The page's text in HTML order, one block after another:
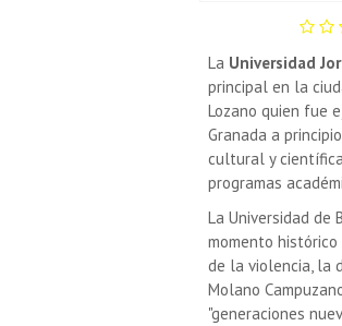
La Universidad
principal en la
Lozano quien fue
Granada a
cultural y
programas
La Universidad de
momento
de la violencia, la
Molano
"generaciones